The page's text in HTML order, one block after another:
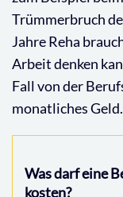
Trümmerbruch
Jahre Reha
Arbeit denken
Fall von der
monatliches Geld.
Was darf eine
kosten?